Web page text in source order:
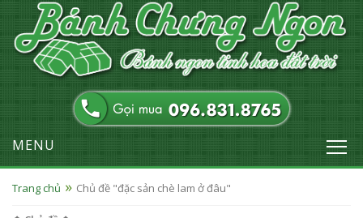
MENU
Trang chủ Chủ đề "đặc sản chè lam ở đâu"